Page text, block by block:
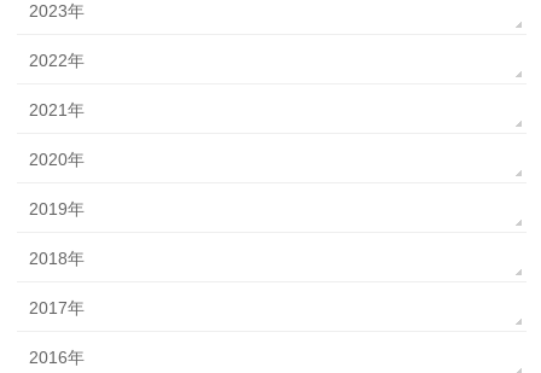
2023年
2022年
2021年
2020年
2019年
2018年
2017年
2016年